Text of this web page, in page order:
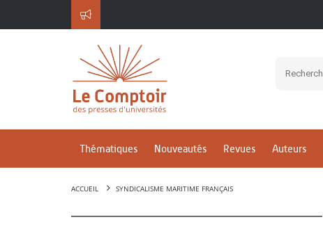
Thématiques Nouveautés Revues Auteurs
ACCUEIL SYNDICALISME MARITIME FRANÇAIS